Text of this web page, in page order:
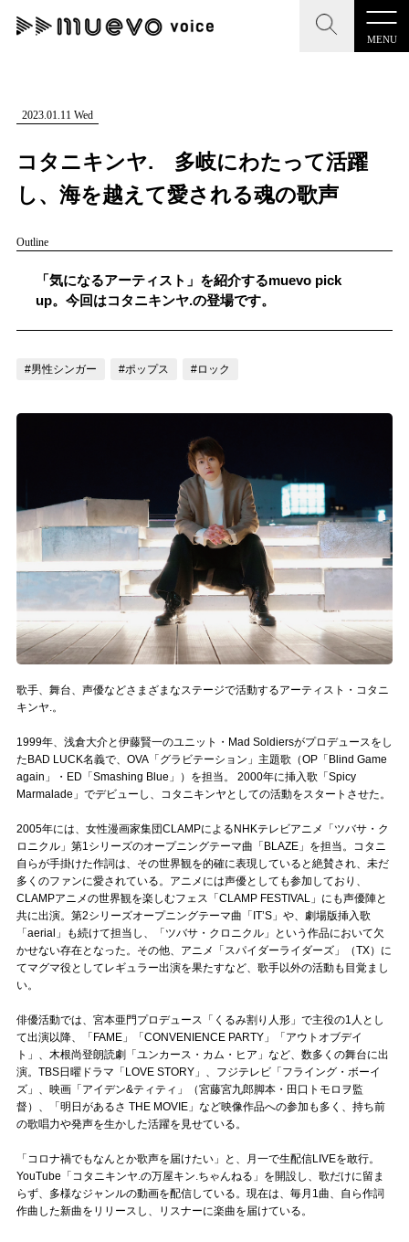
MENU
CLOSE
記事を検索する
人気ワード
#男性SSW #ポップス #女性SSW
CLOSE
"読者の声を形にする”音楽特化メディア
MENU
記事一覧
LINK
muevoクラウドファンディング
muevoコミュニティ
ぶいクラ！by muevo
ぶいコミュ！by muevo
Follow us
Official SNS
2023.01.11 Wed
コタニキンヤ. 多岐にわたって活躍
し、海を越えて愛される魂の歌声
Outline
「気になるアーティスト」を紹介するmuevo pick
up。今回はコタニキンヤ.の登場です。
#男性シンガー #ポップス #ロック
歌手、舞台、声優などさまざまなステージで活動するアーティスト・コタニ
キンヤ.。
1999年、浅倉大介と伊藤賢一のユニット・Mad Soldiersがプロデュースをし
たBAD LUCK名義で、OVA「グラビテーション」主題歌（OP「Blind Game
again」・ED「Smashing Blue」）を担当。 2000年に挿入歌「Spicy
Marmalade」でデビューし、コタニキンヤとしての活動をスタートさせた。
2005年には、女性漫画家集団CLAMPによるNHKテレビアニメ「ツバサ・ク
ロニクル」第1シリーズのオープニングテーマ曲「BLAZE」を担当。コタニ
自らが手掛けた作詞は、その世界観を的確に表現していると絶賛され、未だ
多くのファンに愛されている。アニメには声優としても参加しており、
CLAMPアニメの世界観を楽しむフェス「CLAMP FESTIVAL」にも声優陣と
共に出演。第2シリーズオープニングテーマ曲「ITʼS」や、劇場版挿入歌
「aerial」も続けて担当し、「ツバサ・クロニクル」という作品において欠
かせない存在となった。その他、アニメ「スパイダーライダーズ」（TX）に
てマグマ役としてレギュラー出演を果たすなど、歌手以外の活動も目覚まし
い。
俳優活動では、宮本亜門プロデュース「くるみ割り人形」で主役の1人とし
て出演以降、「FAME」「CONVENIENCE PARTY」「アウトオブデイ
ト」、木根尚登朗読劇「ユンカース・カム・ヒア」など、数多くの舞台に出
演。TBS日曜ドラマ「LOVE STORY」、フジテレビ「フライング・ボーイ
ズ」、映画「アイデン&ティティ」（宮藤宮九郎脚本・田口トモロヲ監
督）、「明日があるさ THE MOVIE」など映像作品への参加も多く、持ち前
の歌唱力や発声を生かした活躍を見せている。
「コロナ禍でもなんとか歌声を届けたい」と、月一で生配信LIVEを敢行。
YouTube「コタニキンヤ.の万屋キン.ちゃんねる」を開設し、歌だけに留ま
らず、多様なジャンルの動画を配信している。現在は、毎月1曲、自ら作詞
作曲した新曲をリリースし、リスナーに楽曲を届けている。